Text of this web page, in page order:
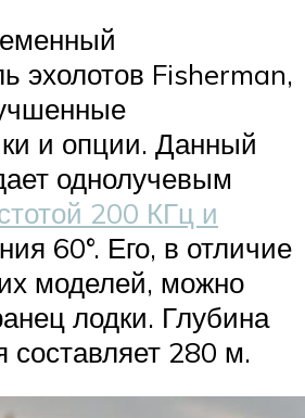
эхолотов Fisherman,
и опции. Данный
однолучевым
200 КГц и
60°. Его, в отличие
моделей, можно
лодки. Глубина
составляет 280 м.